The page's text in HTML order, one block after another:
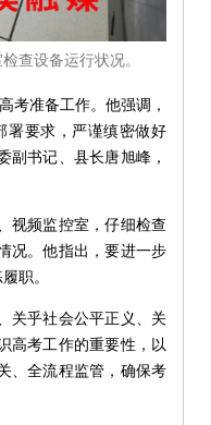
查设备运行状况。
考准备工作。他强调，
署要求，严谨缜密做好
副书记、县长唐旭峰，
视频监控室，仔细检查
况。他指出，要进一步
职。
关乎社会公平正义、关
高考工作的重要性，以
、全流程监管，确保考